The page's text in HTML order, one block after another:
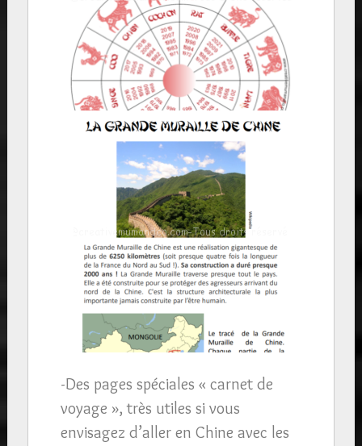
-Des pages spéciales « carnet de
voyage », très utiles si vous
envisagez d’aller en Chine avec les